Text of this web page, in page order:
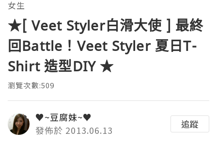
女生
★[ Veet Styler白滑大使 ] 最終
回Battle！Veet Styler 夏日T-
Shirt 造型DIY ★
瀏覽次數:509
♥~豆腐妹~♥
發佈於 2013.06.13
追蹤